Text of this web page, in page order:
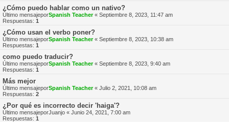
¿Cómo puedo hablar como un nativo?
Último mensajeporSpanish Teacher« Septiembre 8, 2023, 11:47 am
Respuestas: 1
¿Cómo usan el verbo poner?
Último mensajeporSpanish Teacher« Septiembre 8, 2023, 10:38 am
Respuestas: 1
como puedo traducir?
Último mensajeporSpanish Teacher« Septiembre 8, 2023, 9:40 am
Respuestas: 1
Más mejor
Último mensajeporSpanish Teacher« Julio 2, 2021, 10:08 am
Respuestas: 2
¿Por qué es incorrecto decir 'haiga'?
Último mensajeporJuanjo « Junio 24, 2021, 7:00 am
Respuestas: 1